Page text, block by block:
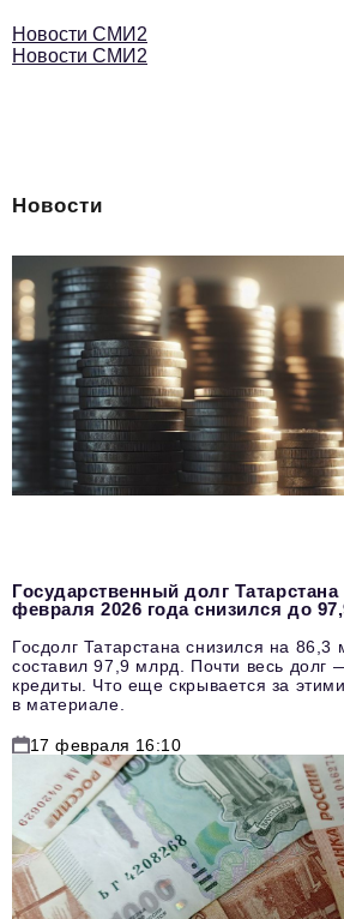
Новости СМИ2
Новости СМИ2
Новости
Государственный долг
февраля 2026 года снизился до
Госдолг Татарстана снизился на 86,3
составил 97,9 млрд. Почти весь долг
кредиты. Что еще скрывается за
в материале.
17 февраля 16:10